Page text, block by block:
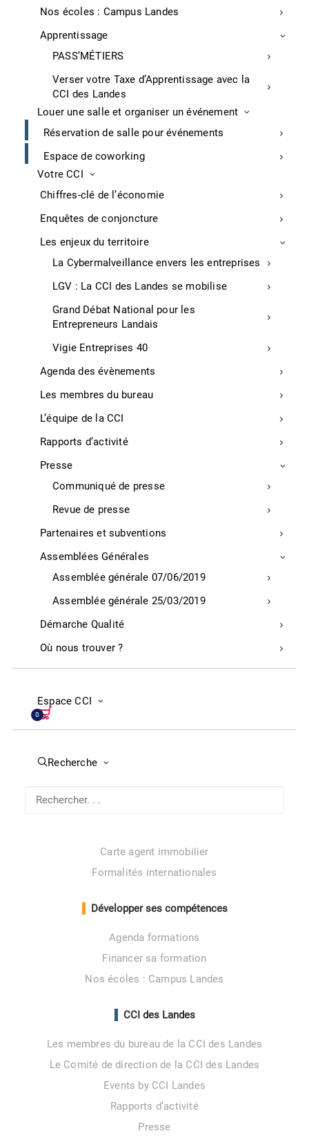
Nos écoles : Campus Landes
Apprentissage
PASS’MÉTIERS
Verser votre Taxe d’Apprentissage avec la
CCI des Landes
Louer une salle et organiser un événement
Réservation de salle pour événements
Espace de coworking
Votre CCI
Chiffres-clé de l’économie
Enquêtes de conjoncture
Les enjeux du territoire
La Cybermalveillance envers les entreprises
LGV : La CCI des Landes se mobilise
Grand Débat National pour les
Entrepreneurs Landais
Vigie Entreprises 40
Agenda des évènements
Les membres du bureau
L’équipe de la CCI
Rapports d’activité
Presse
Communiqué de presse
Revue de presse
Partenaires et subventions
Assemblées Générales
Assemblée générale 07/06/2019
Assemblée générale 25/03/2019
Démarche Qualité
Où nous trouver ?
Espace CCI
0
Recherche
Recherche d’aides financières
Programmes d’aide à la transition industrielle
Transition numérique
Réseau d’affaires et opportunités
International
Traductions
Permis d’exploitation restaurant et commerce
Atelier créatif – Food Design
Atelier créatif – Tapas & Pintxos
Le Club Commerce
Écologie et Responsabilité Environnementale & Sociétale
Transition écologique
Transition énergétique
Document unique Restaurant
Réglementation tourisme
Financement pour les commerçants
Contrat d’Apprentissage
Créer, entreprendre et transmettre
Créer une micro-entreprise
Rejoindre un réseau d’entrepreneurs
Carte agent immobilier
Formalités internationales
Développer ses compétences
Agenda formations
Financer sa formation
Nos écoles : Campus Landes
CCI des Landes
Les membres du bureau de la CCI des Landes
Le Comité de direction de la CCI des Landes
Events by CCI Landes
Rapports d’activité
Presse